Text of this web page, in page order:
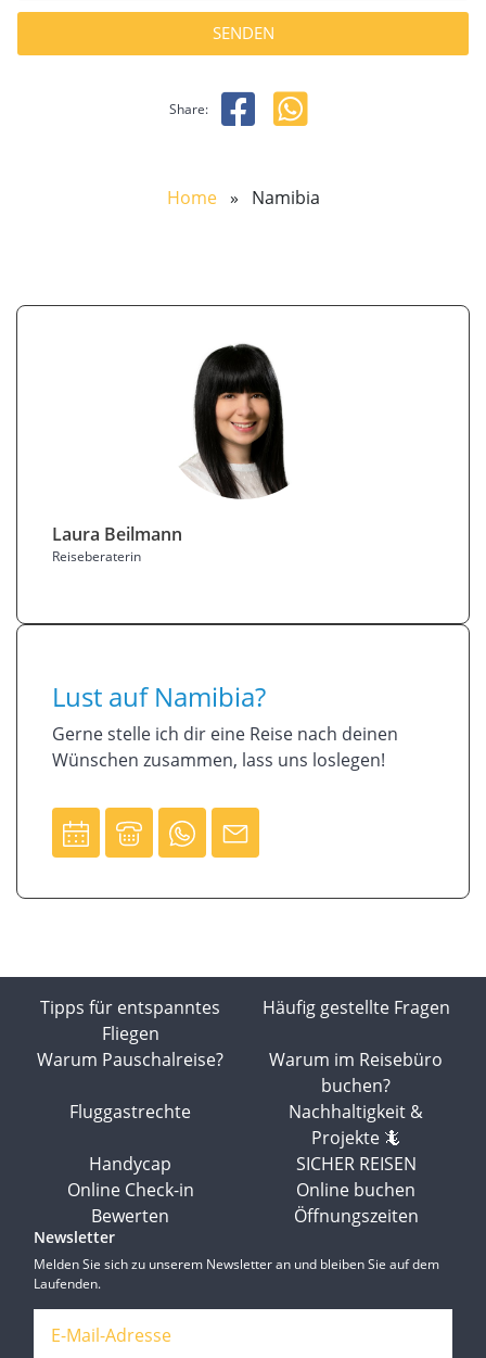
SENDEN
Share:
Home» Namibia
Laura Beilmann
Reiseberaterin
Lust auf Namibia?
Gerne stelle ich dir eine Reise nach deinen
Wünschen zusammen, lass uns loslegen!
Tipps für entspanntes
Fliegen
Häufig gestellte Fragen
Warum Pauschalreise?
Warum im Reisebüro
buchen?
Fluggastrechte
Nachhaltigkeit &
Projekte 🦎
Handycap
SICHER REISEN
Online Check-in
Online buchen
Bewerten
Öffnungszeiten
Newsletter
Melden Sie sich zu unserem Newsletter an und bleiben Sie auf dem
Laufenden.